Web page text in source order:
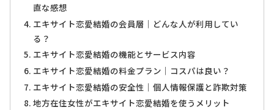
直な感想
エキサイト恋愛結婚の会員層｜どんな人が利用してい
る？
エキサイト恋愛結婚の機能とサービス内容
エキサイト恋愛結婚の料金プラン｜コスパは良い？
エキサイト恋愛結婚の安全性｜個人情報保護と詐欺対策
地方在住女性がエキサイト恋愛結婚を使うメリット